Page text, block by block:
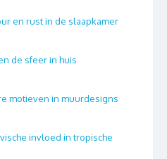
en rust in de slaapkamer
de sfeer in huis
motieven in muurdesigns
invloed in tropische